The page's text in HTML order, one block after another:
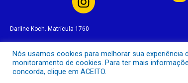
Darline Koch. Matrícula 1760
Todos os direitos reservados a
Nós usamos cookies para melhorar sua
monitoramento de cookies. Para ter mais
concorda, clique em ACEITO.